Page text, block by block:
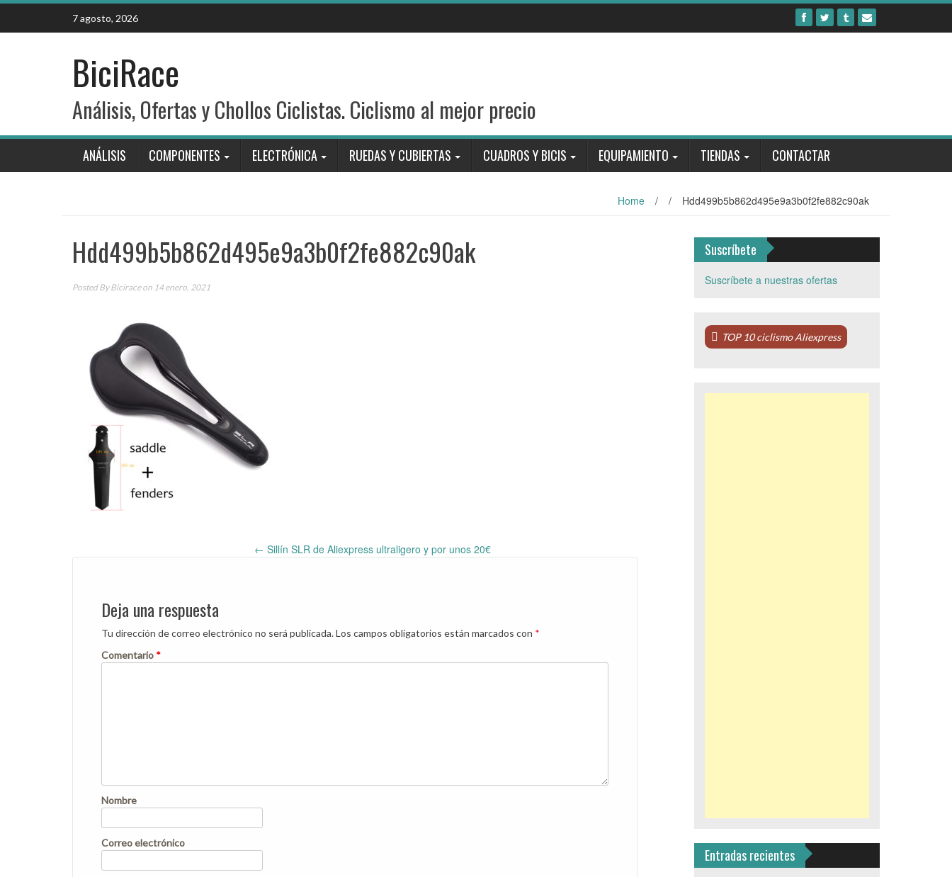
Skip
content
7 agosto, 2026
BiciRace
Análisis, Ofertas y Chollos Ciclistas. Ciclismo al mejor precio
ANÁLISIS COMPONENTES ELECTRÓNICA RUEDAS Y CUBIERTAS CUADROS Y BICIS EQUIPAMIENTO TIENDAS CONTACTAR
Home / / Hdd499b5b862d495e9a3b0f2fe882c90ak
Hdd499b5b862d495e9a3b0f2fe882c90ak
Posted ByBiciraceon 14 enero, 2021
Post
navigation
← Sillín SLR de Aliexpress ultraligero y por unos 20€
Deja una respuesta
Tu dirección de correo electrónico no será publicada.Los campos obligatorios están marcados con *
Comentario *
Nombre
Correo electrónico
Suscríbete
Suscríbete a nuestras ofertas
TOP 10 ciclismo Aliexpress
Entradas recientes